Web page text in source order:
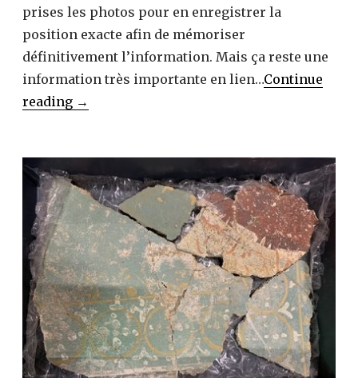
prises les photos pour en enregistrer la
position exacte afin de mémoriser
définitivement l’information. Mais ça reste une
information très importante en lien…Continue
reading plus
→